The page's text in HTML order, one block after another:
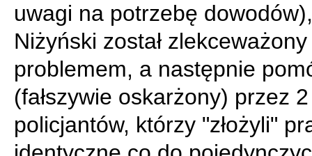
uwagi na potrzebę
Niżyński został
problemem, a następnie
(fałszywie oskarżony) przez 2
policjantów, którzy "złożyli"